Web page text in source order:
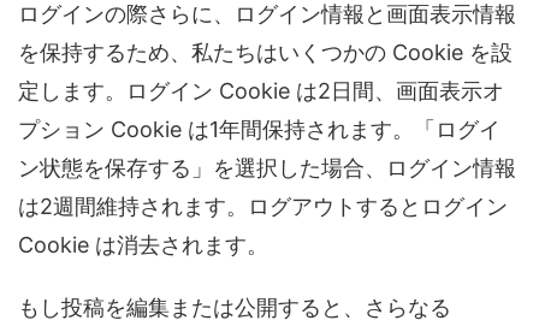
ログインの際さらに、ログイン情報と画面表示情報
を保持するため、私たちはいくつかの Cookie を設
定します。ログイン Cookie は2日間、画面表示オ
プション Cookie は1年間保持されます。「ログイ
ン状態を保存する」を選択した場合、ログイン情報
は2週間維持されます。ログアウトするとログイン
Cookie は消去されます。
もし投稿を編集または公開すると、さらなる